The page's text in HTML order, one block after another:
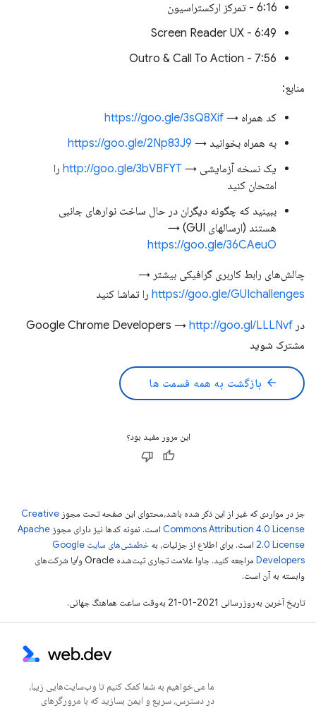
6:16 - تمرکز ارکستراسیون
6:49 - Screen Reader UX
7:56 - Outro & Call To Action
منابع:
کد همراه → https://goo.gle/3sQ8Xif
به همراه بخوانید → https://goo.gle/2Np83J9
یک نسخه آزمایشی → http://goo.gle/3bVBFYT را
امتحان کنید
ببینید که چگونه دیگران در حال ساخت نوارهای جانبی
هستند (ارسالهای GUI) →
https://goo.gle/36CAeuO
چالش‌های رابط کاربری گرافیکی بیشتر →
https://goo.gle/GUIchallenges را تماشا کنید
در Google Chrome Developers → http://goo.gl/LLLNvf
مشترک شوید
arrow_back بازگشت به همه قسمت ها
این مرور مفید بود؟
جز در مواردی که غیر از این ذکر شده باشد،‌محتوای این صفحه تحت مجوز Creative
Commons Attribution 4.0 License است. نمونه کدها نیز دارای مجوز Apache
2.0 License است. برای اطلاع از جزئیات، به
خطمشی‌های سایت Google
Developers‏
مراجعه کنید. جاوا علامت تجاری ثبت‌شده Oracle و/یا شرکت‌های
وابسته به آن است.
تاریخ آخرین به‌روزرسانی 2021-01-21 به‌وقت ساعت هماهنگ جهانی.
ما می‌خواهیم به شما کمک کنیم تا وب‌سایت‌هایی زیبا،
در دسترس، سریع و ایمن بسازید که با مرورگرهای